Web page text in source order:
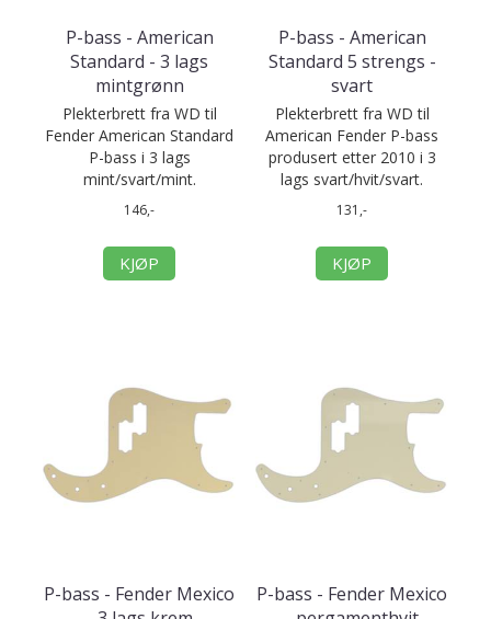
P-bass - American
Standard - 3 lags
mintgrønn
Plekterbrett fra WD til
Fender American Standard
P-bass i 3 lags
mint/svart/mint.
146,-
KJØP
P-bass - American
Standard 5 strengs -
svart
Plekterbrett fra WD til
American Fender P-bass
produsert etter 2010 i 3
lags svart/hvit/svart.
131,-
KJØP
P-bass - Fender Mexico
P-bass - Fender Mexico